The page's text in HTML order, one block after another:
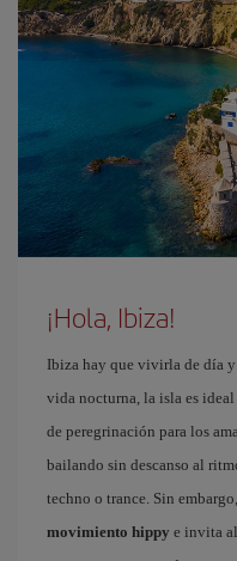
¡Hola, Ibiza!
Ibiza hay que vivirla de día
vida nocturna, la isla es
de peregrinación para los
bailando sin descanso al
techno o trance. Sin
movimiento hippy e invita